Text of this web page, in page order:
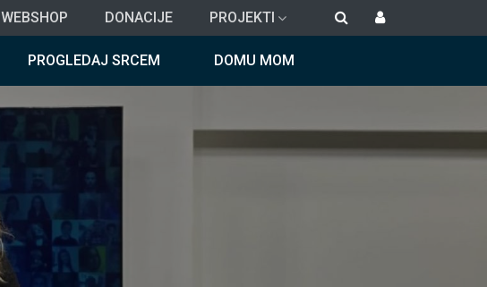
WEBSHOP DONACIJE PROJEKTI
PROGLEDAJ SRCEM DOMU MOM